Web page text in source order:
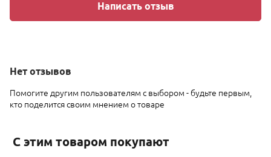
Нет отзывов
Помогите другим пользователям с выбором - будьте первым,
кто поделится своим мнением о товаре
Написать отзыв
С этим товаром покупают